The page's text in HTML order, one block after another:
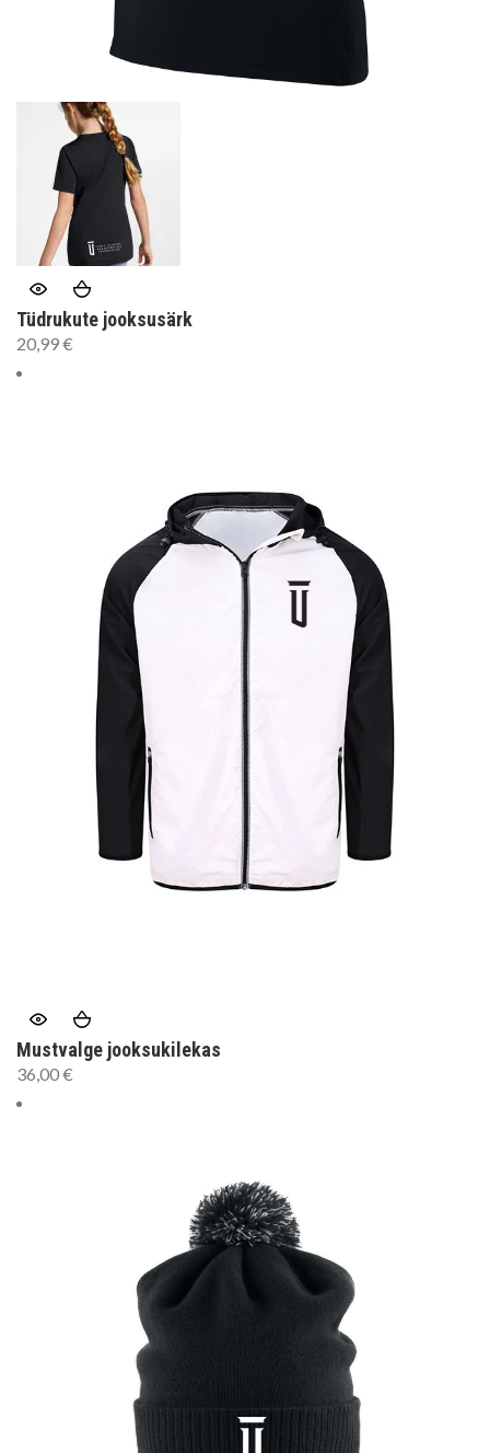
Tüdrukute jooksusärk
20,99€
Mustvalge jooksukilekas
36,00€